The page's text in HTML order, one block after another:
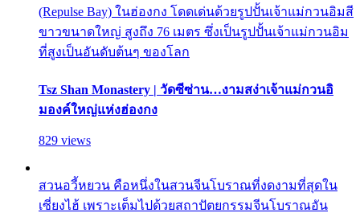
(Repulse Bay) ในฮ่องกง โดดเด่นด้วยรูปปั้นเจ้าแม่กวนอิมสี
ขาวขนาดใหญ่ สูงถึง 76 เมตร ซึ่งเป็นรูปปั้นเจ้าแม่กวนอิม
ที่สูงเป็นอันดับต้นๆ ของโลก
Tsz Shan Monastery | วัดซีซ่าน…งามสง่าเจ้าแม่กวนอิ
มองค์ใหญ่แห่งฮ่องกง
829 views
สวนอวี้หยวน คือหนึ่งในสวนจีนโบราณที่งดงามที่สุดใน
เซี่ยงไฮ้ เพราะเต็มไปด้วยสถาปัตยกรรมจีนโบราณอัน